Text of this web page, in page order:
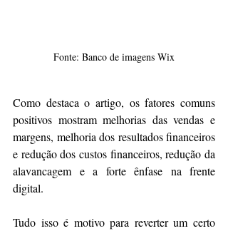
Fonte: Banco de imagens Wix
Como destaca o artigo, os fatores comuns
positivos mostram melhorias das vendas e
margens, melhoria dos resultados financeiros
e redução dos custos financeiros, redução da
alavancagem e a forte ênfase na frente
digital.
Tudo isso é motivo para reverter um certo